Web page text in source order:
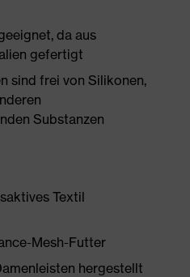
da aus
gefertigt
sind frei von Silikonen,
Substanzen
Textil
Mesh-Futter
hergestellt